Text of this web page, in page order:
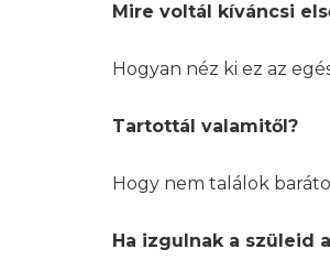
Mire voltál kíváncsi
Hogyan néz ki ez az
Tartottál valamitől?
Hogy nem találok
Ha izgulnak a szüleid